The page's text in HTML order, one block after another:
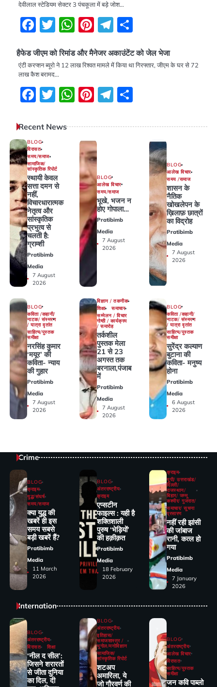
देवीलाल स्टेडियम सेक्टर 3 पंचकूला में बड़े जोश…
Facebook
Twitter
WhatsApp
Pinterest
Telegram
हैफेड जीएम को रिमांड और मैनेजर अकाउंटेंट को जेल भेजा
एंटी करप्शन ब्यूरो ने 12 लाख रिश्वत मामले में किया था गिरफ्तार, जीएम के घर से 72
लाख कैश बरामद…
Facebook
Twitter
WhatsApp
Pinterest
Telegram
Recent News
BLOG
विरासत
समय/समाज
सामाजिक/
सांस्कृतिक रिपोर्ट
स्थायी केवल
सत्ता दमन से
नहीं,
विचारधारात्मक
नेतृत्व और
सांस्कृतिक
प्रभुत्व से
चलती है:
ग्राम्शी
Pratibimb
Media
7 August
2026
BLOG
आलेख विचार
समय/समाज
भूखे, भजन न
होए गोपाला…
Pratibimb
Media
7 August
2026
BLOG
आलेख विचार
समय /समाज
शासन के
नैतिक
खोखलेपन के
ख़िलाफ़ छात्रों
का विद्रोह
Pratibimb
Media
7 August
2026
BLOG
कविता /कहानी/
नाटक/ संस्मरण
/ यात्रा वृतांत
साहित्य/पुस्तक
समीक्षा
नरसिंह कुमार
‘मयूर’ की
कविता- न्याय
की गुहार
Pratibimb
Media
7 August
2026
विज्ञान / तकनीक
शिक्षा
समाचार
सम्मेलन / विचार
गोष्ठी / कार्यक्रम
/ समारोह
तर्कशील
पुस्तक मेला
21 से 23
अगस्त तक
बरनाला,पंजाब
में
Pratibimb
Media
7 August
2026
BLOG
कविता /कहानी/
नाटक/ संस्मरण
/ यात्रा वृतांत
साहित्य/पुस्तक
समीक्षा
सुरेंद्र कल्याण
बुटाना की
कविता- मनुष्य
होना
Pratibimb
Media
6 August
2026
Crime
BLOG
क्राइम
युद्ध/संघर्ष
समय/समाज
क्या युद्ध की
खबरें ही इस
समय सबसे
बड़ी खबरें हैं?
Pratibimb
Media
11 March
2026
BLOG
अंतरराष्ट्रीय
क्राइम
एप्सटीन
फाइल्स : यही है
शक्तिशाली
पुरुष ‘भेड़ियों’
की हक़ीक़त
Pratibimb
Media
18 February
2026
क्राइम
यूपी/ उत्तराखंड/
दिल्ली/
राजस्थान/
बिहार/ जम्मू
कश्मीर/ गुजरात/
समाचार/ सूचना
प्रसारण
नहीं रही झांसी
की जांंबाज
रानी, कत्‍ल हो
गया
Pratibimb
Media
7 January
2026
Internation
BLOG
अंतरराष्ट्रीय
विरासत
शिक्षा
‘नील द सील’:
जिसने शरारतों
से जीता दुनिया
का दिल, दी
BLOG
अंतरराष्ट्रीय
इतिहास/
समाजशास्त्र /
भूगोल/मनोविज्ञान
सामाजिक/
सांस्कृतिक रिपोर्ट
शटअप
अमारिला, ये
जो गौरवर्ण की
BLOG
अंतरराष्ट्रीय
आलेख विचार
विरासत
साहित्य/पुस्तक
समीक्षा
जन कवि पाब्लो